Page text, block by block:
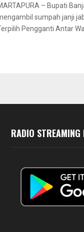
– Bupati
sumpah janji
Pengganti Antar
RADIO STREAMING